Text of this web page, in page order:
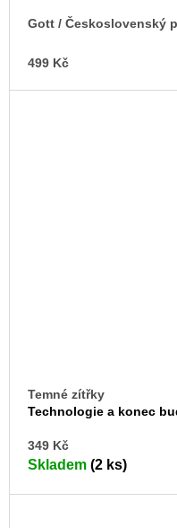
Gott / Československý
499 Kč
Temné zítřky
Technologie a konec
349 Kč
Skladem (2 ks)